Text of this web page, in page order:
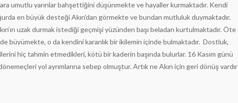
umutlu yarınlar bahşettiğini düşünmekte ve hayaller kurmaktadır. Kendi
en büyük desteği Akın’dan görmekte ve bundan mutluluk duymaktadır.
uzak durmak istediği geçmişi yüzünden başı beladan kurtulmaktadır. Öte
büyümekte, o da kendini karanlık bir ikilemin içinde bulmaktadır. Dostluk,
hiç tahmin etmedikleri, kötü bir kaderin başında bulurlar. 16 Kasım günü
yol ayrımlarına sebep olmuştur. Artık ne Akın için geri dönüş vardır